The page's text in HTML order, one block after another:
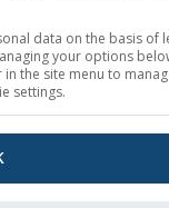
data on the basis of
your options
the site menu to
settings.